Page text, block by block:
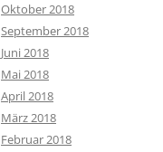
Oktober 2018
September 2018
Juni 2018
Mai 2018
April 2018
März 2018
Februar 2018